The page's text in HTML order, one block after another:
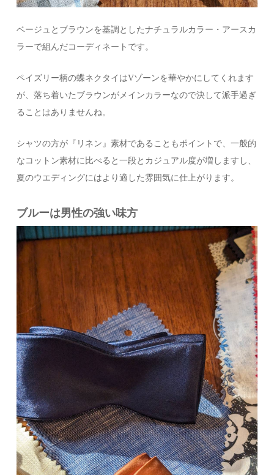
ベージュとブラウンを基調としたナチュラルカラー・アースカ
ラーで組んだコーディネートです。
ペイズリー柄の蝶ネクタイはVゾーンを華やかにしてくれます
が、落ち着いたブラウンがメインカラーなので決して派手過ぎ
ることはありませんね。
シャツの方が『リネン』素材であることもポイントで、一般的
なコットン素材に比べると一段とカジュアル度が増しますし、
夏のウエディングにはより適した雰囲気に仕上がります。
ブルーは男性の強い味方